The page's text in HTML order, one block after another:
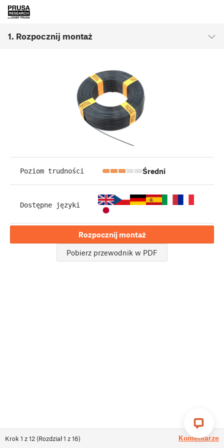
1. Rozpocznij montaż
Krok 1 z12 (Rozdział1 z16) Komentarze
Poziom trudności Średni
Dostępne języki
Rozpocznij montaż
Pobierz przewodnik w PDF